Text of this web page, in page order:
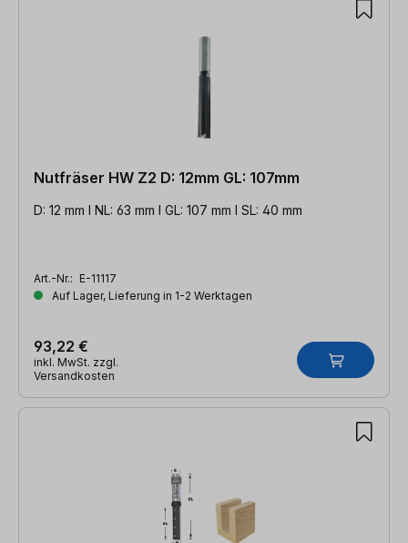
Nutfräser HW Z2 D: 12mm GL: 107mm
D: 12 mm l NL: 63 mm l GL: 107 mm l SL: 40 mm
Art.-Nr.: E-11117
Auf Lager, Lieferung in 1-2 Werktagen
93,22 €
inkl. MwSt. zzgl.
Versandkosten